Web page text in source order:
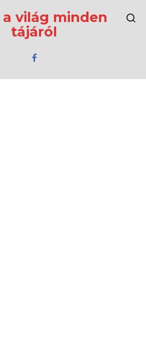
világ minden
tájáról